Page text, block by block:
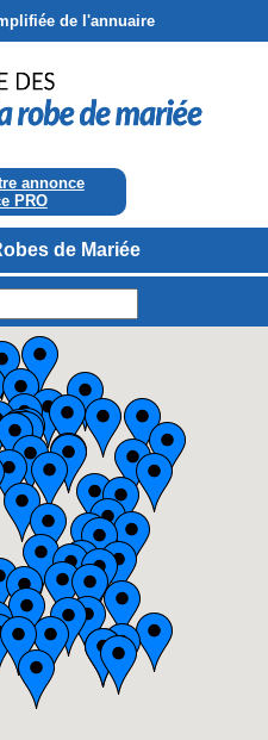
de l'annuaire
annonce
PRO
de Mariée